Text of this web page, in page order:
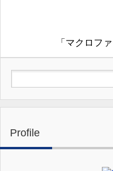
「マクロフ
Profile